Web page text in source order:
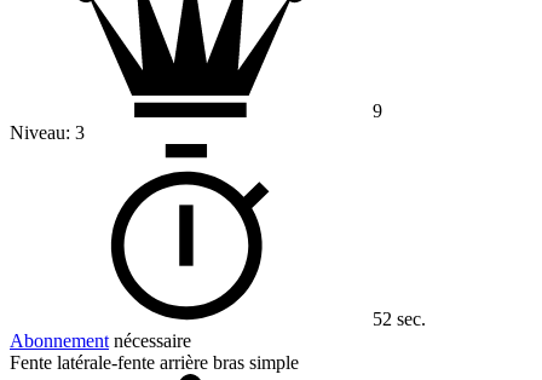
9
Niveau: 3
52 sec.
Abonnement nécessaire
Fente latérale-fente arrière bras simple